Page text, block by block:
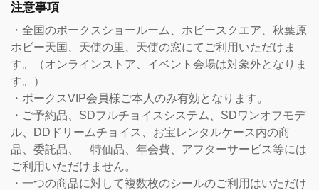
注意事項
・全国のボークスショールーム、ホビースクエア、秋葉原
ホビー天国、天使の里、天使の窓にてご利用いただけま
す。（オンラインストア、イベント会場は対象外となりま
す。）
・ボークスVIP会員様ご本人のみ有効となります。
・ご予約品、SDフルチョイスシステム、SDワンオフモデ
ル、DDドリームチョイス、お宝レンタルケース内の商
品、委託品、 特価品、年会費、アフターサービス等には
ご利用いただけません。
・一つの商品に対して複数枚のシールのご利用はいただけ